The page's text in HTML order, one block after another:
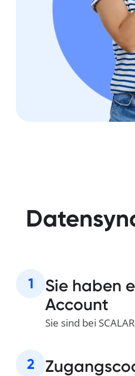
1
Sie haben
Account
Sie sind bei
2